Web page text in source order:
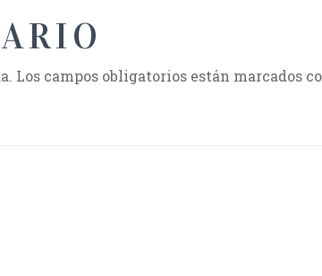
Los campos obligatorios están marcados